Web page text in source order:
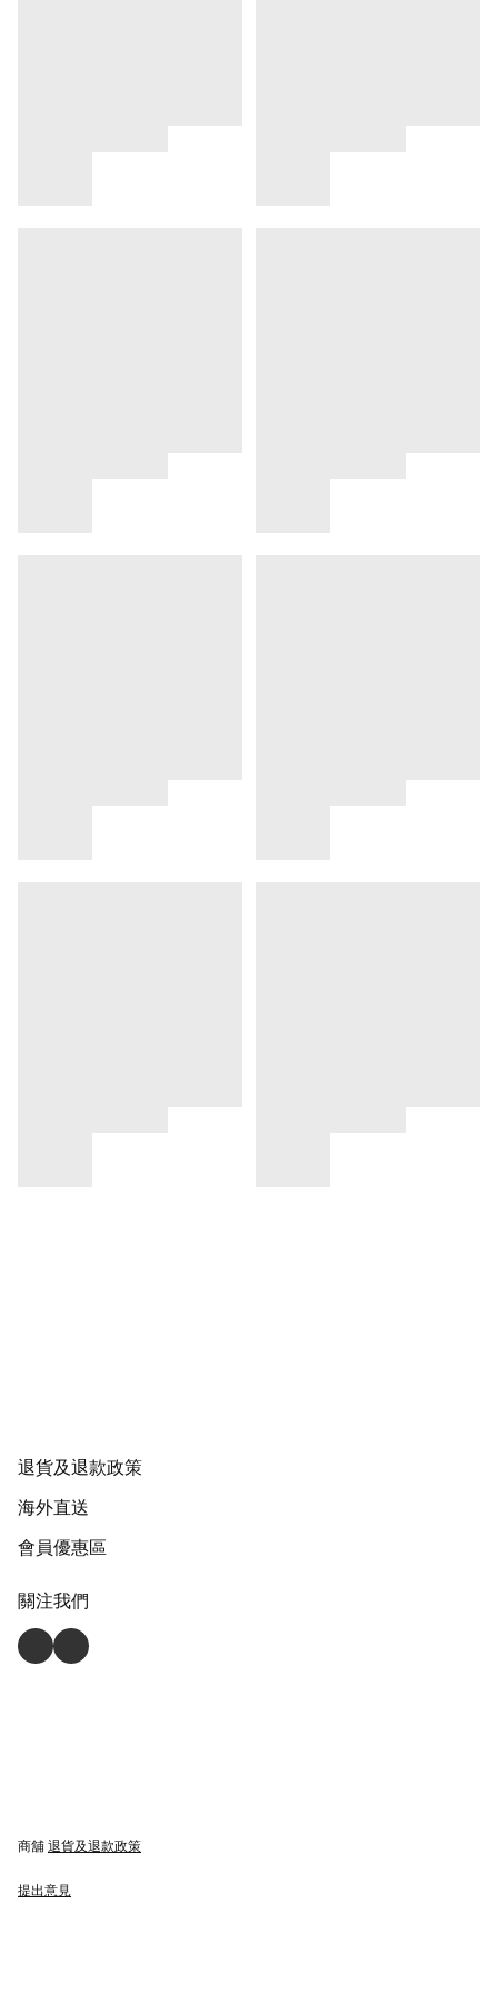
退貨及退款政策
海外直送
會員優惠區
關注我們
商舖 退貨及退款政策
提出意見